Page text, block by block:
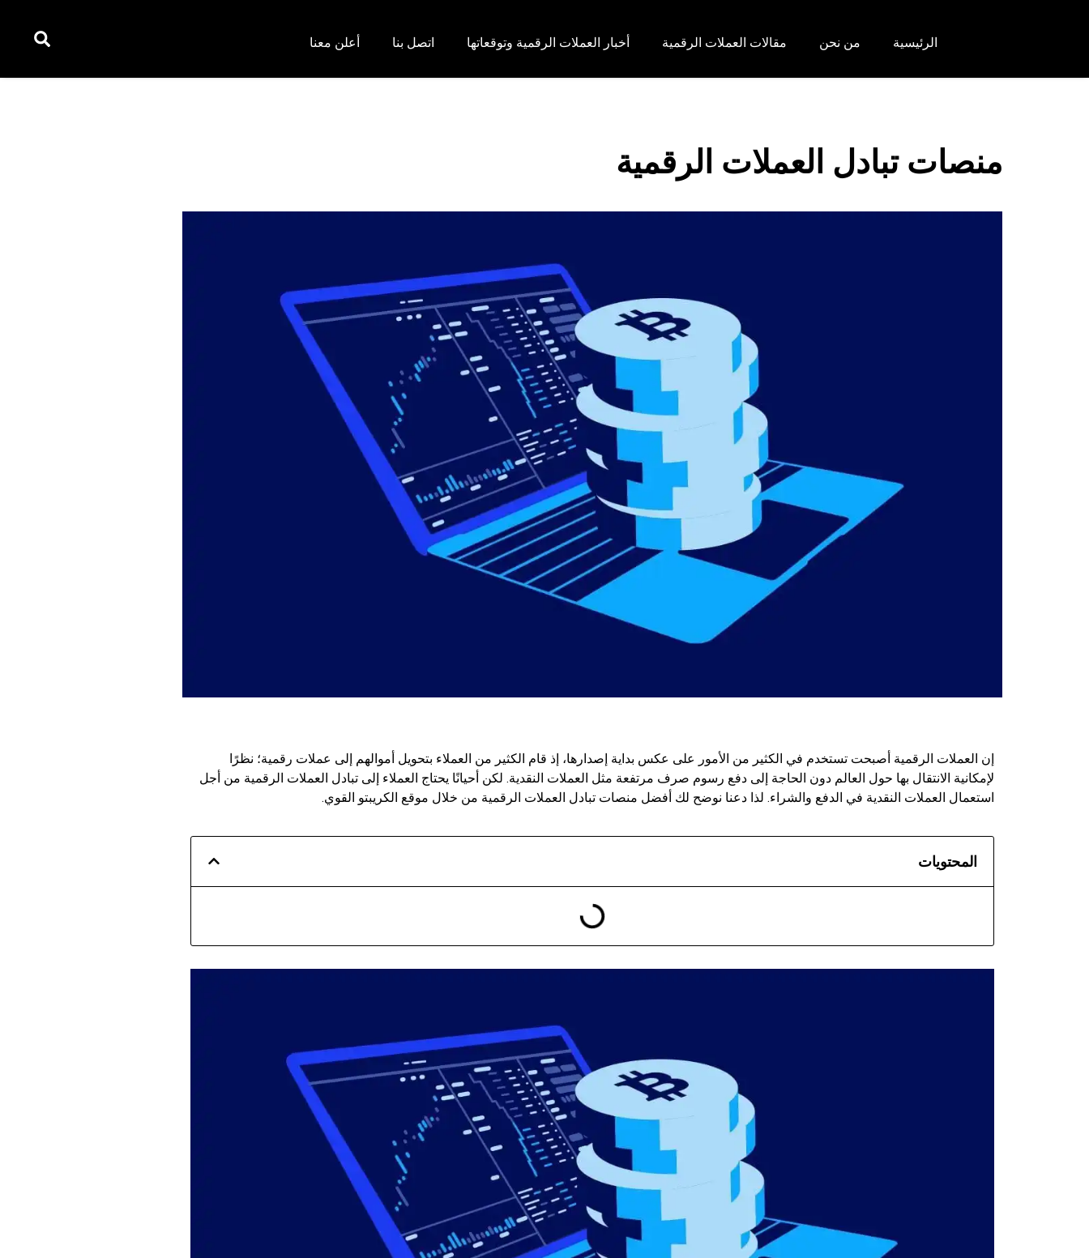
الرئيسية من نحن مقالات العملات الرقمية أخبار العملات الرقمية وتوقعاتها اتصل بنا أعلن معنا
منصات تبادل العملات الرقمية
إن العملات الرقمية أصبحت تستخدم في الكثير من الأمور على عكس بداية إصدارها، إذ قام الكثير من العملاء بتحويل أموالهم إلى عملات رقمية؛ نظرًا
لإمكانية الانتقال بها حول العالم دون الحاجة إلى دفع رسوم صرف مرتفعة مثل العملات النقدية. لكن أحيانًا يحتاج العملاء إلى تبادل العملات الرقمية من أجل
استعمال العملات النقدية في الدفع والشراء. لذا دعنا نوضح لك أفضل منصات تبادل العملات الرقمية من خلال موقع الكريبتو القوي.
المحتويات